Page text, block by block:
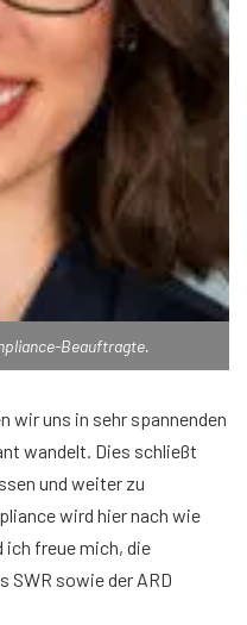
Beauftragte.
wir uns in sehr spannenden
wandelt. Dies schließt
und weiter zu
wird hier nach wie
ich freue mich, die
SWR sowie der ARD